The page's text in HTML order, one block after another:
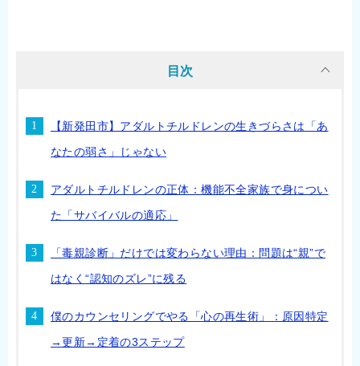
目次
【新発田市】アダルトチルドレンの生きづらさは「あ
なたの弱さ」じゃない
アダルトチルドレンの正体：機能不全家族で身につい
た「サバイバルの適応」
「毒親診断」だけでは変わらない理由：問題は“親”で
はなく“認知のズレ”に残る
僕のカウンセリングでやる「心の再生術」：原因特定
→更新→定着の3ステップ